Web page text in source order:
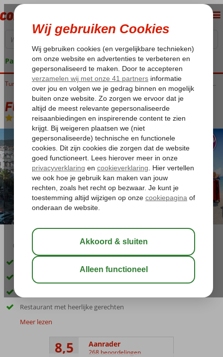
Pakketgarantie
Home Turkse Riviera Alanya Alanya-Centrum Fly & Go Angora Appartementen
Fly & Go Angora Appartementen
Logies-Appartement
03:45
Inclusief huurauto
Op ca. 50m van het Kleopatra strand
Restaurant met heerlijke gerechten
Meer lezen
8,5 Aanrader
268 beoordelingen